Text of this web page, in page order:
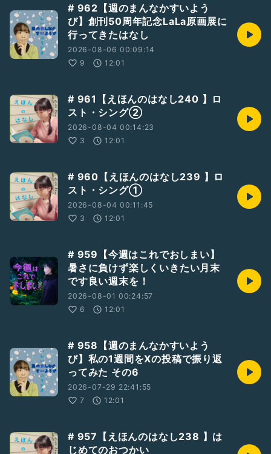
# 962【週のまんなかすいよう
び】創刊50周年記念LaLa原画展に
行ってきたはなし
2026-08-06 00:09:14
9
12:01
# 961【えほんのはなし240 】ロ
スト・シング②
2026-08-04 00:14:23
3
12:01
# 960【えほんのはなし239 】ロ
スト・シング①
2026-08-04 00:11:45
3
12:01
# 959【今週はこれでおしまい】
暑さに負けず楽しくいきたい月末
です良い週末を！
2026-08-01 00:24:57
6
12:01
# 958【週のまんなかすいよう
び】私の1週間をXの投稿で振り返
ってみた その6
2026-07-29 22:41:55
7
12:01
# 957【えほんのはなし238 】は
じめてのおつかい